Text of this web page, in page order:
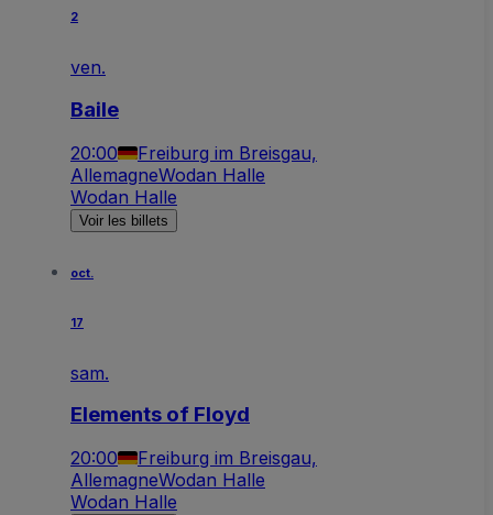
2
ven.
Baile
20:00
Freiburg im Breisgau,
AllemagneWodan Halle
Wodan Halle
Voir les billets
oct.
17
sam.
Elements of Floyd
20:00
Freiburg im Breisgau,
AllemagneWodan Halle
Wodan Halle